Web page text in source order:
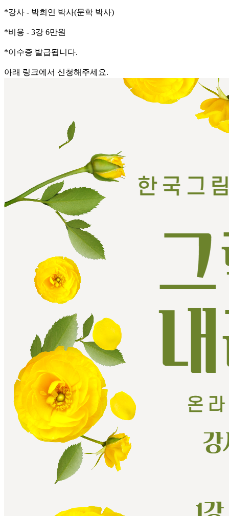
*강사 - 박희연 박사(문학 박사)
*비용 - 3강 6만원
*이수증 발급됩니다.
아래 링크에서 신청해주세요.